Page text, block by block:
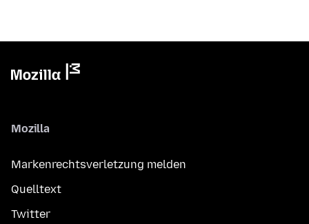
Mozilla
Markenrechtsverletzung melden
Quelltext
Twitter